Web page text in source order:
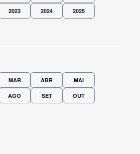
2023 2024 2025
MAR ABR MAI
AGO SET OUT